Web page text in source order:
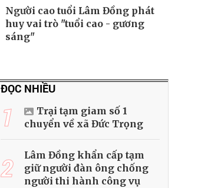
Người cao tuổi Lâm Đồng phát
huy vai trò "tuổi cao - gương
sáng"
ĐỌC NHIỀU
1
Trại tạm giam số 1
chuyển về xã Đức Trọng
2
Lâm Đồng khẩn cấp tạm
giữ người đàn ông chống
người thi hành công vụ